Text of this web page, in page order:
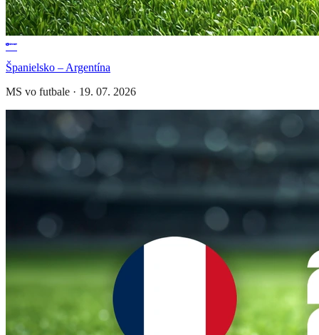
Španielsko – Argentína
MS vo futbale · 19. 07. 2026